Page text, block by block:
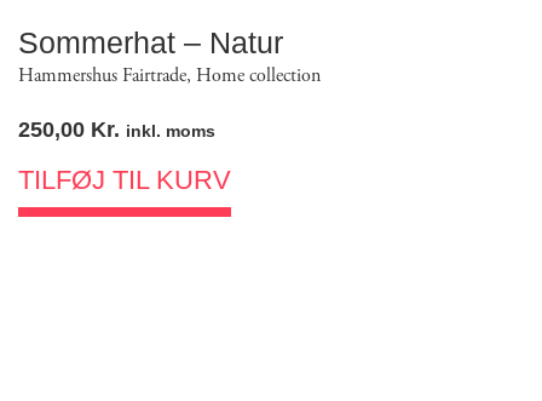
Sommerhat – Natur
Hammershus Fairtrade, Home collection
250,00 Kr. inkl. moms
TILFØJ TIL KURV